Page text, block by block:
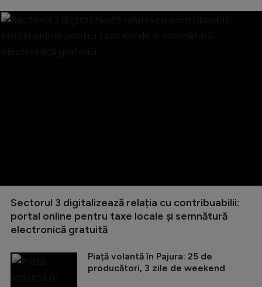
Sectorul 3 digitalizează relația cu contribuabilii:
portal online pentru taxe locale și semnătură
electronică gratuită
Piață volantă în Pajura: 25 de
producători, 3 zile de weekend